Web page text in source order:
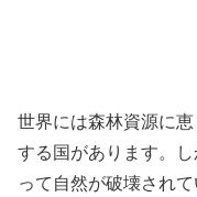
世界には森林資源に
する国があります。
って自然が破壊され